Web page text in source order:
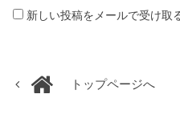
新しい投稿をメールで受け取
トップページへ